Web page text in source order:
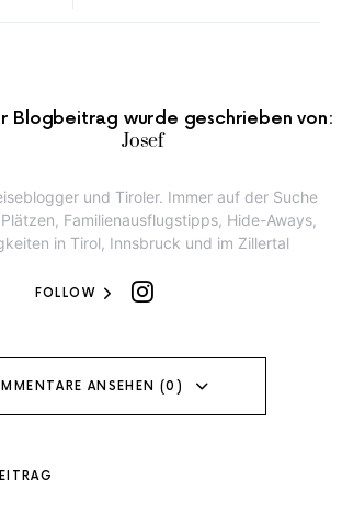
Blogbeitrag wurde geschrieben von:
Josef
und Tiroler. Immer auf der Suche
Familienausflugstipps, Hide-Aways,
in Tirol, Innsbruck und im Zillertal
FOLLOW
ANSEHEN (0)